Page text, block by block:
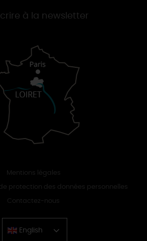
à la newsletter
Mentions légales
protection des données personnelles
Contactez-nous
English